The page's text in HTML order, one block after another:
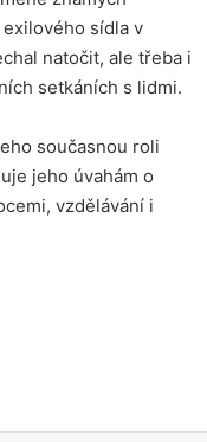
sídla v
natočit, ale třeba i
setkáních s lidmi.
současnou roli
jeho úvahám o
vzdělávání i